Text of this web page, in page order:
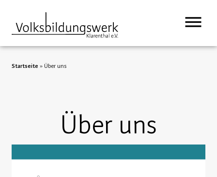
Startseite » Über uns
Über uns